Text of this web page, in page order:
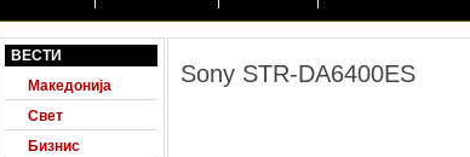
ВЕСТИ
Македонија
Свет
Бизнис
Sony STR-DA6400ES